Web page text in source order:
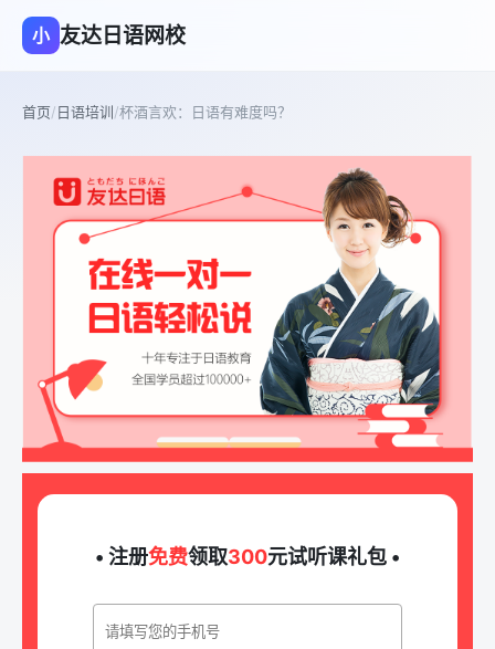
小 友达日语网校
首页/日语培训/杯酒言欢：日语有难度吗？
• 注册免费领取300元试听课礼包 •